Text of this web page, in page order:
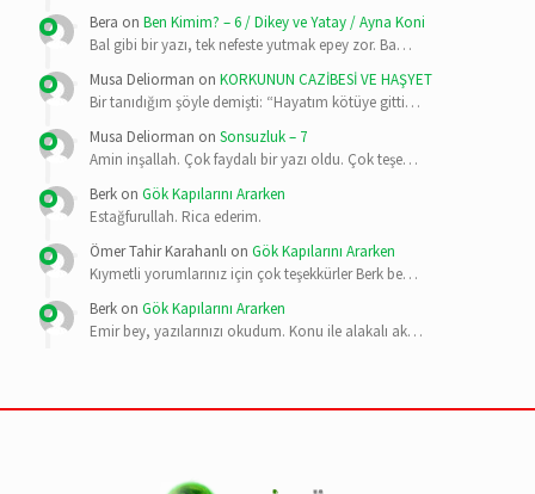
Bera on Ben Kimim? – 6 / Dikey ve Yatay / Ayna Koni
Bal gibi bir yazı, tek nefeste yutmak epey zor. Ba…
Musa Deliorman on KORKUNUN CAZİBESİ VE HAŞYET
Bir tanıdığım şöyle demişti: “Hayatım kötüye gitti…
Musa Deliorman on Sonsuzluk – 7
Amin inşallah. Çok faydalı bir yazı oldu. Çok teşe…
Berk on Gök Kapılarını Ararken
Estağfurullah. Rica ederim.
Ömer Tahir Karahanlı on Gök Kapılarını Ararken
Kıymetli yorumlarınız için çok teşekkürler Berk be…
Berk on Gök Kapılarını Ararken
Emir bey, yazılarınızı okudum. Konu ile alakalı ak…